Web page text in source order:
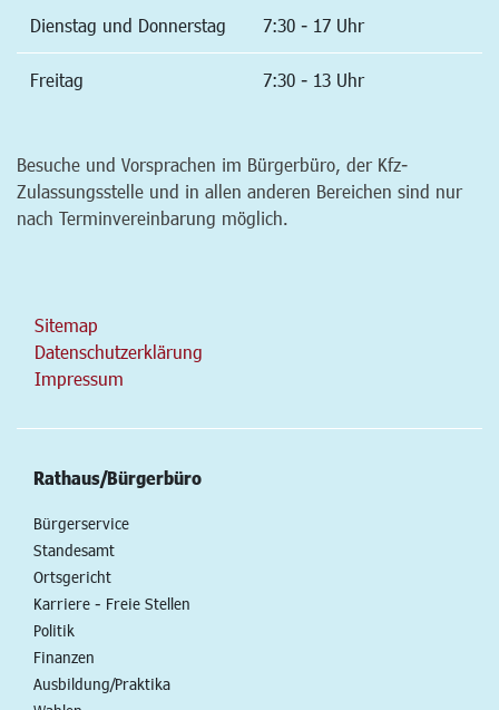
Dienstag und Donnerstag 7:30 - 17 Uhr
Freitag 7:30 - 13 Uhr
Besuche und Vorsprachen im Bürgerbüro, der Kfz-
Zulassungsstelle und in allen anderen Bereichen sind nur
nach Terminvereinbarung möglich.
Sitemap
Datenschutzerklärung
Impressum
Rathaus/Bürgerbüro
Bürgerservice
Standesamt
Ortsgericht
Karriere - Freie Stellen
Politik
Finanzen
Ausbildung/Praktika